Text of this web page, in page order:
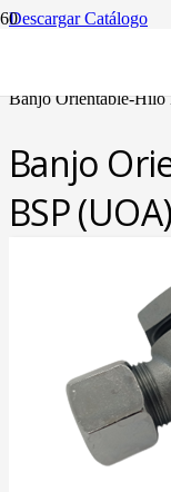
Descargar Catálogo
banjo orientable-hilo
Banjo
BSP (UOA)